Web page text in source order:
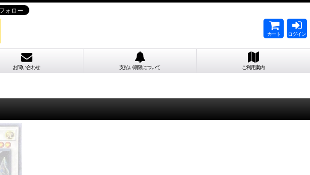
カート ログイン
お問い合わせ 支払い期限について ご利用案内